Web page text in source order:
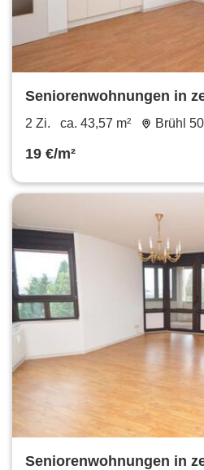
Seniorenwohnungen in
Brühl!
2 Zi. ca. 43,57 m² Brühl
19 €/m²
Seniorenwohnungen in